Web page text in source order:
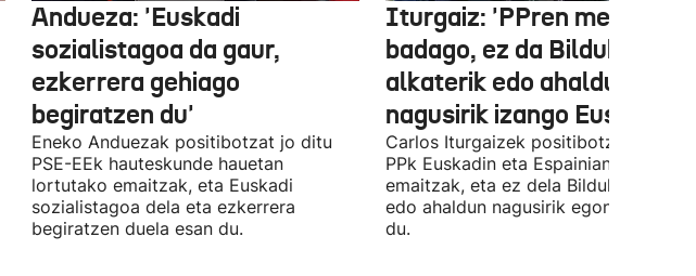
Andueza: 'Euskadi
sozialistagoa da gaur,
ezkerrera gehiago
begiratzen du'
Eneko Anduezak positibotzat jo ditu
PSE-EEk hauteskunde hauetan
lortutako emaitzak, eta Euskadi
sozialistagoa dela eta ezkerrera
begiratzen duela esan du.
Iturgaiz: 'PPren menpe
badago, ez da Bilduko
alkaterik edo ahaldun
nagusirik izango Euskadin'
Carlos Iturgaizek positibotzat jo ditu
PPk Euskadin eta Espainian lortutako
emaitzak, eta ez dela Bilduko
edo ahaldun nagusirik egongo
du.